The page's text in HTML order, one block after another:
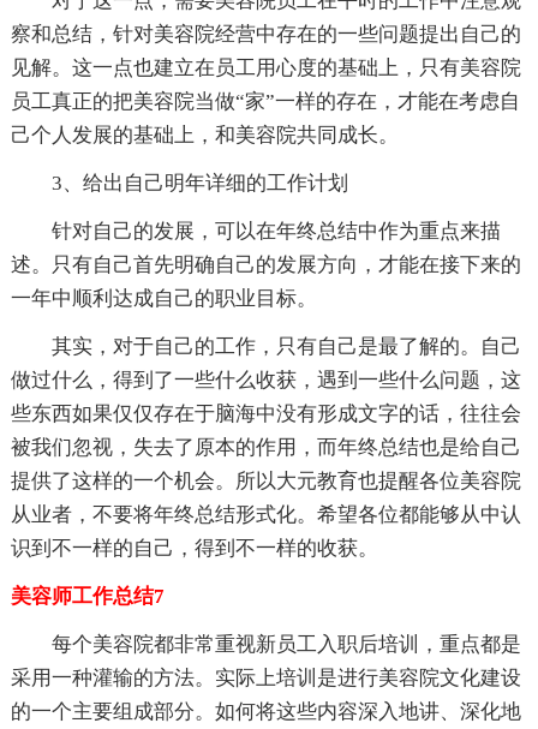
察和总结，针对美容院经营中存在的一些问题提出自己的
见解。这一点也建立在员工用心度的基础上，只有美容院
员工真正的把美容院当做“家”一样的存在，才能在考虑自
己个人发展的基础上，和美容院共同成长。
3、给出自己明年详细的工作计划
针对自己的发展，可以在年终总结中作为重点来描
述。只有自己首先明确自己的发展方向，才能在接下来的
一年中顺利达成自己的职业目标。
其实，对于自己的工作，只有自己是最了解的。自己
做过什么，得到了一些什么收获，遇到一些什么问题，这
些东西如果仅仅存在于脑海中没有形成文字的话，往往会
被我们忽视，失去了原本的作用，而年终总结也是给自己
提供了这样的一个机会。所以大元教育也提醒各位美容院
从业者，不要将年终总结形式化。希望各位都能够从中认
识到不一样的自己，得到不一样的收获。
美容师工作总结7
每个美容院都非常重视新员工入职后培训，重点都是
采用一种灌输的方法。实际上培训是进行美容院文化建设
的一个主要组成部分。如何将这些内容深入地讲、深化地